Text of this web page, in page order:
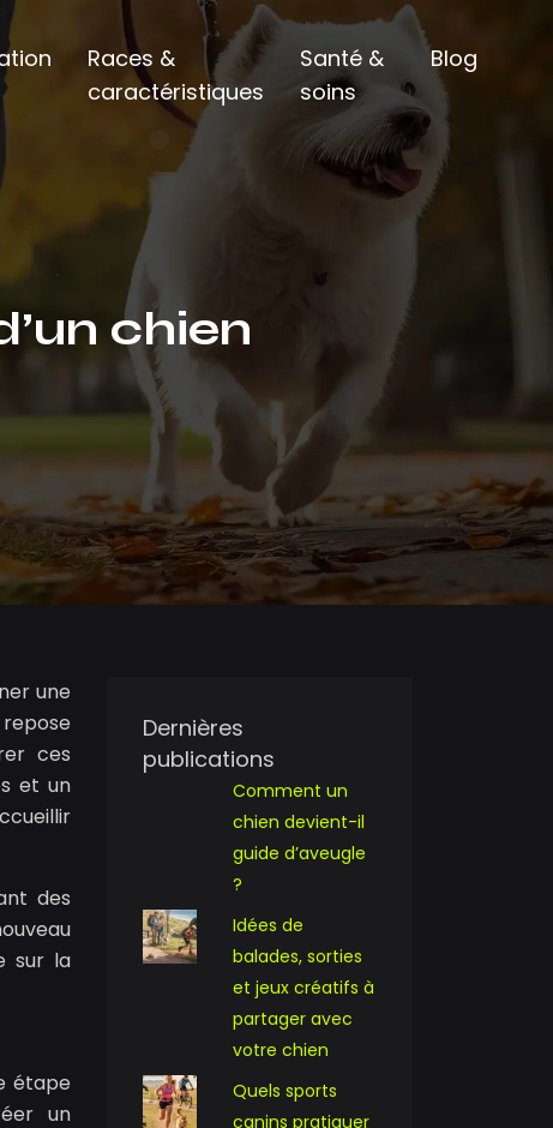
Races &
caractéristiques
Santé &
soins
Blog
chien
une
ces
et un
des
sur la
étape
un
Dernières
publications
Comment un
chien devient-il
guide d’aveugle
?
Idées de
balades, sorties
et jeux créatifs à
partager avec
votre chien
Quels sports
canins pratiquer